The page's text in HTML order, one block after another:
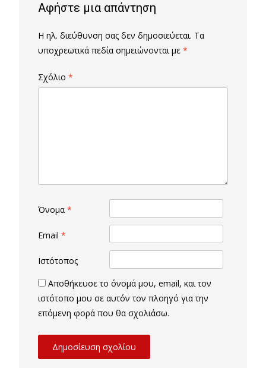
Αφήστε μια απάντηση
Η ηλ. διεύθυνση σας δεν δημοσιεύεται. Τα
υποχρεωτικά πεδία σημειώνονται με *
Σχόλιο *
Όνομα *
Email *
Ιστότοπος
Αποθήκευσε το όνομά μου, email, και τον
ιστότοπο μου σε αυτόν τον πλοηγό για την
επόμενη φορά που θα σχολιάσω.